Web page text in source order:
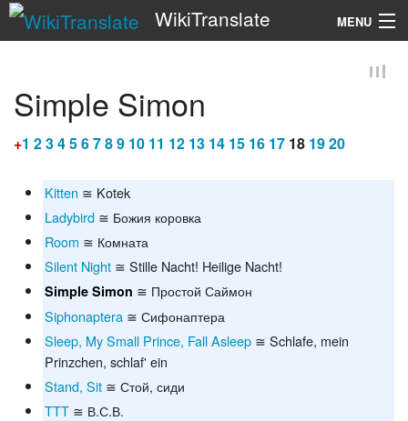
WikiTranslate MENU
Simple Simon
+1 23456789 10 11 12 13 14 15 16 17 18 1920
Kitten ≅ Kotek
Ladybird ≅ Божия коровка
Room ≅ Комната
Silent Night ≅ Stille Nacht! Heilige Nacht!
Simple Simon ≅ Простой Саймон
Siphonaptera ≅ Сифонаптера
Sleep, My Small Prince, Fall Asleep ≅ Schlafe, mein
Prinzchen, schlaf' ein
Stand, Sit ≅ Стой, сиди
TTT ≅ В.С.В.